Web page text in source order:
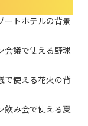
ートホテルの背景
会議で使える野球
で使える花火の背
飲み会で使える夏